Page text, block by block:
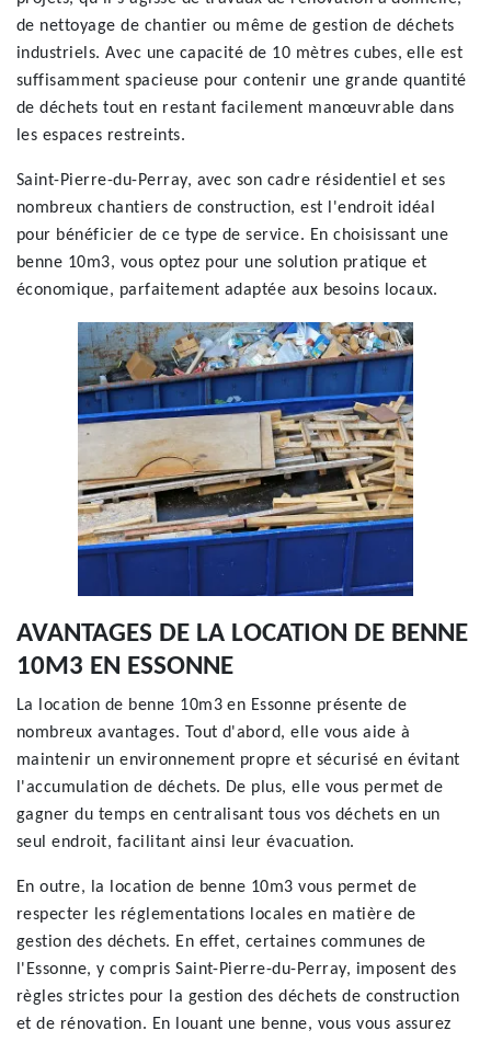
de nettoyage de chantier ou même de gestion de déchets
industriels. Avec une capacité de 10 mètres cubes, elle est
suffisamment spacieuse pour contenir une grande quantité
de déchets tout en restant facilement manœuvrable dans
les espaces restreints.
Saint-Pierre-du-Perray, avec son cadre résidentiel et ses
nombreux chantiers de construction, est l'endroit idéal
pour bénéficier de ce type de service. En choisissant une
benne 10m3, vous optez pour une solution pratique et
économique, parfaitement adaptée aux besoins locaux.
AVANTAGES DE LA LOCATION DE BENNE
10M3 EN ESSONNE
La location de benne 10m3 en Essonne présente de
nombreux avantages. Tout d'abord, elle vous aide à
maintenir un environnement propre et sécurisé en évitant
l'accumulation de déchets. De plus, elle vous permet de
gagner du temps en centralisant tous vos déchets en un
seul endroit, facilitant ainsi leur évacuation.
En outre, la location de benne 10m3 vous permet de
respecter les réglementations locales en matière de
gestion des déchets. En effet, certaines communes de
l'Essonne, y compris Saint-Pierre-du-Perray, imposent des
règles strictes pour la gestion des déchets de construction
et de rénovation. En louant une benne, vous vous assurez